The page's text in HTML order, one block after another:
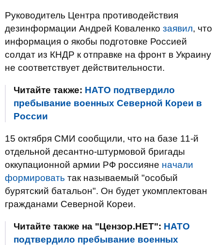
Руководитель Центра противодействия
дезинформации Андрей Коваленко заявил, что
информация о якобы подготовке Россией
солдат из КНДР к отправке на фронт в Украину
не соответствует действительности.
Читайте также: НАТО подтвердило
пребывание военных Северной Кореи в
России
15 октября СМИ сообщили, что на базе 11-й
отдельной десантно-штурмовой бригады
оккупационной армии РФ россияне начали
формировать так называемый "особый
бурятский батальон". Он будет укомплектован
гражданами Северной Кореи.
Читайте также на "Цензор.НЕТ": НАТО
подтвердило пребывание военных